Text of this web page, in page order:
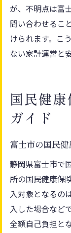
が、不明点は富
問い合わせるこ
けられます。こ
ない家計運営と
国民健
ガイド
富士市の国民
静岡県富士市で
所の国民健康保
入対象となるの
入した場合など
全額自己負担と